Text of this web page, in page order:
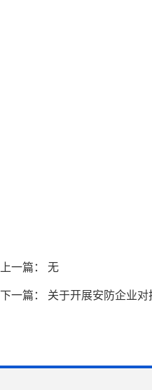
上一篇： 无
下一篇： 关于开展安防企业